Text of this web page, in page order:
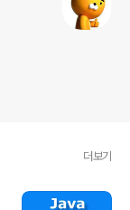
더보기